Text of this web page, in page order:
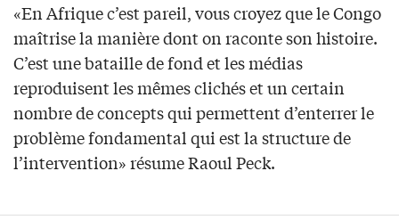
«En Afrique c’est pareil, vous croyez que le Congo
maîtrise la manière dont on raconte son histoire.
C’est une bataille de fond et les médias
reproduisent les mêmes clichés et un certain
nombre de concepts qui permettent d’enterrer le
problème fondamental qui est la structure de
l’intervention» résume Raoul Peck.